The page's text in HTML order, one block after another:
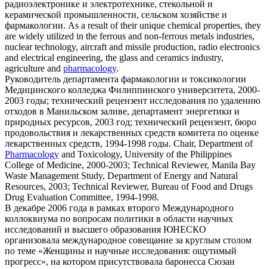
радиоэлектронике и электротехнике, стекольной и
керамической промышленности, сельском хозяйстве и
фармакологии. As a result of their unique chemical properties, they
are widely utilized in the ferrous and non-ferrous metals industries,
nuclear technology, aircraft and missile production, radio electronics
and electrical engineering, the glass and ceramics industry,
agriculture and pharmacology.
Руководитель департамента фармакологии и токсикологии
Медицинского колледжа Филиппинского университета, 2000-
2003 годы; технический рецензент исследования по удалению
отходов в Манильском заливе, департамент энергетики и
природных ресурсов, 2003 год; технический рецензент, бюро
продовольствия и лекарственных средств комитета по оценке
лекарственных средств, 1994-1998 годы. Chair, Department of
Pharmacology and Toxicology, University of the Philippines
College of Medicine, 2000-2003; Technical Reviewer, Manila Bay
Waste Management Study, Department of Energy and Natural
Resources, 2003; Technical Reviewer, Bureau of Food and Drugs
Drug Evaluation Committee, 1994-1998.
В декабре 2006 года в рамках второго Международного
коллоквиума по вопросам политики в области научных
исследований и высшего образования ЮНЕСКО
организовала международное совещание за круглым столом
по теме «Женщины и научные исследования: ощутимый
прогресс», на котором присутствовала баронесса Сюзан